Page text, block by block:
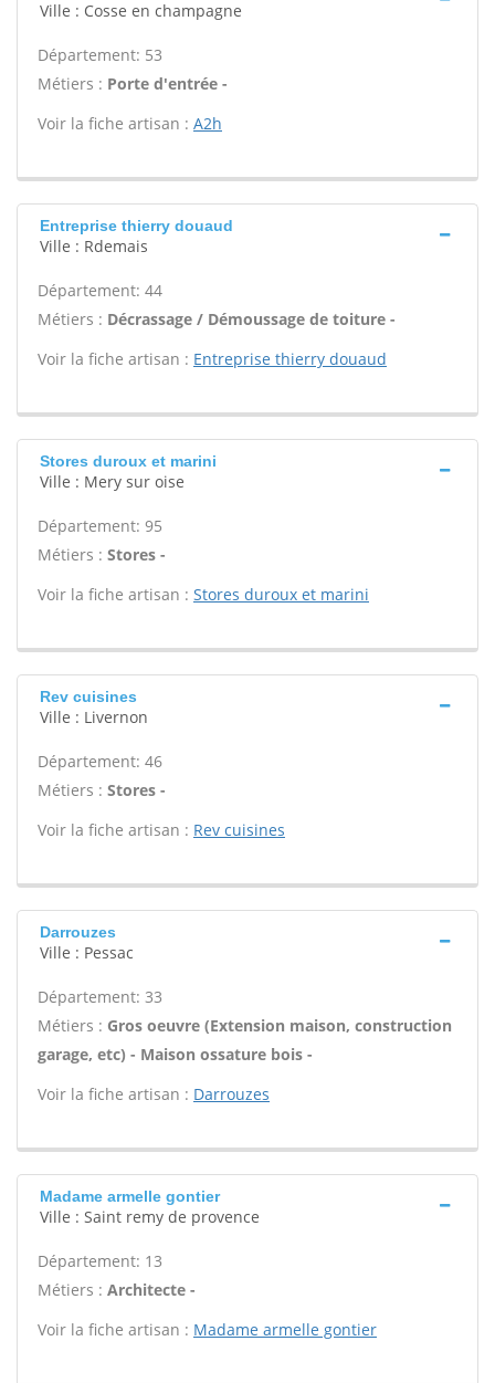
Ville : Cosse en champagne
Département: 53
Métiers : Porte d'entrée -
Voir la fiche artisan : A2h
Entreprise thierry douaud
Ville : Rdemais
Département: 44
Métiers : Décrassage / Démoussage de toiture -
Voir la fiche artisan : Entreprise thierry douaud
Stores duroux et marini
Ville : Mery sur oise
Département: 95
Métiers : Stores -
Voir la fiche artisan : Stores duroux et marini
Rev cuisines
Ville : Livernon
Département: 46
Métiers : Stores -
Voir la fiche artisan : Rev cuisines
Darrouzes
Ville : Pessac
Département: 33
Métiers : Gros oeuvre (Extension maison, construction
garage, etc) - Maison ossature bois -
Voir la fiche artisan : Darrouzes
Madame armelle gontier
Ville : Saint remy de provence
Département: 13
Métiers : Architecte -
Voir la fiche artisan : Madame armelle gontier